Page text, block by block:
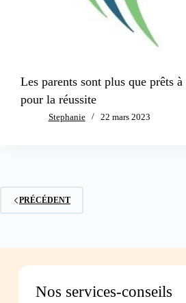
Les parents sont plus que prêts à
pour la réussite
Stephanie 22 mars 2023
PRÉCÉDENT
Nos services-conseils